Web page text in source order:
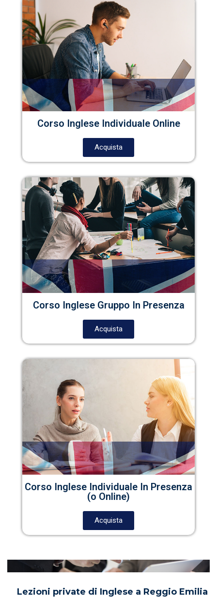
Corso Inglese Individuale Online
Acquista
Corso Inglese Gruppo In Presenza
Acquista
Corso Inglese Individuale In Presenza
(o Online)
Acquista
Lezioni private di Inglese a Reggio Emilia